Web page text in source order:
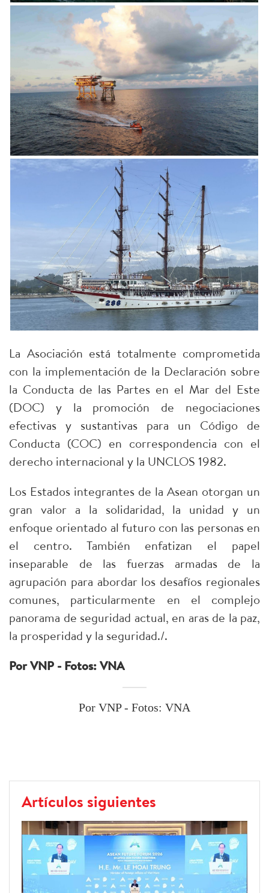
La Asociación está totalmente comprometida
con la implementación de la Declaración sobre
la Conducta de las Partes en el Mar del Este
(DOC) y la promoción de negociaciones
efectivas y sustantivas para un Código de
Conducta (COC) en correspondencia con el
derecho internacional y la UNCLOS 1982.
Los Estados integrantes de la Asean otorgan un
gran valor a la solidaridad, la unidad y un
enfoque orientado al futuro con las personas en
el centro. También enfatizan el papel
inseparable de las fuerzas armadas de la
agrupación para abordar los desafíos regionales
comunes, particularmente en el complejo
panorama de seguridad actual, en aras de la paz,
la prosperidad y la seguridad./.
Por VNP - Fotos: VNA
Por VNP - Fotos: VNA
Artículos siguientes